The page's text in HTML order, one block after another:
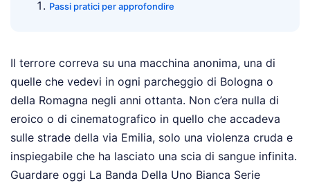
Passi pratici per approfondire
Il terrore correva su una macchina anonima, una di
quelle che vedevi in ogni parcheggio di Bologna o
della Romagna negli anni ottanta. Non c’era nulla di
eroico o di cinematografico in quello che accadeva
sulle strade della via Emilia, solo una violenza cruda e
inspiegabile che ha lasciato una scia di sangue infinita.
Guardare oggi La Banda Della Uno Bianca Serie